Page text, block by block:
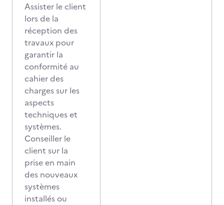
Assister le client
lors de la
réception des
travaux pour
garantir la
conformité au
cahier des
charges sur les
aspects
techniques et
systèmes.
Conseiller le
client sur la
prise en main
des nouveaux
systèmes
installés ou